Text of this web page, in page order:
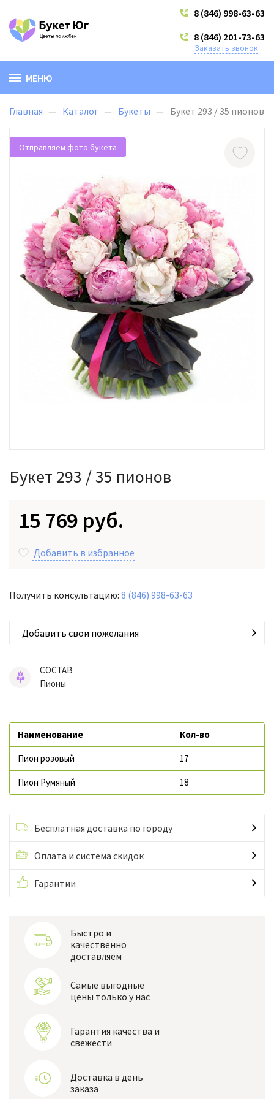
8 (846) 998-63-63
8 (846) 201-73-63
Заказать звонок
МЕНЮ
Главная Каталог Букеты Букет 293 / 35 пионов
Отправляем фото букета
Букет 293 / 35 пионов
15 769 руб.
Добавить в избранное
Получить консультацию: 8 (846) 998-63-63
Добавить свои пожелания
СОСТАВ
Пионы
Наименование Кол-во
Пион розовый 17
Пион Румяный 18
Бесплатная доставка по городу
Оплата и система скидок
Гарантии
Быстро и
качественно
доставляем
Самые выгодные
цены только у нас
Гарантия качества и
свежести
Доставка в день
заказа